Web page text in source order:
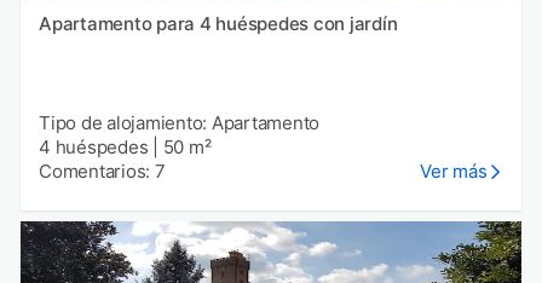
Apartamento para 4 huéspedes con jardín
Tipo de alojamiento: Apartamento
4 huéspedes
50 m²
Comentarios: 7
Ver más